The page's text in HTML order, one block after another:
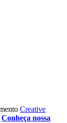
Creative
Conheça nossa